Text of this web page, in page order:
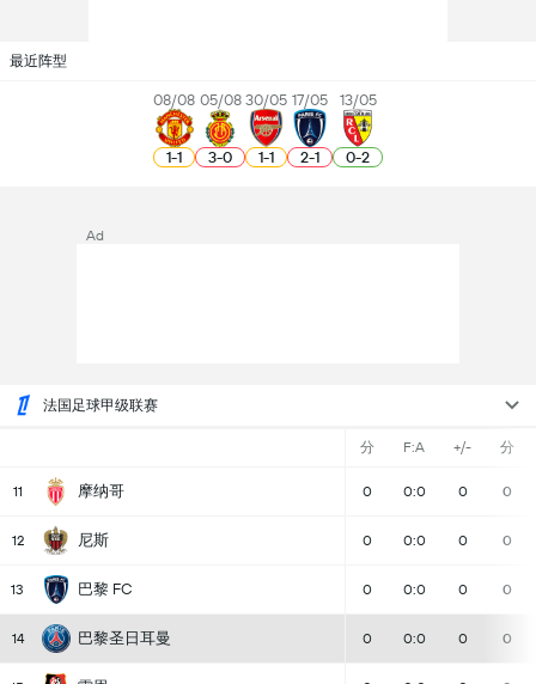
最近阵型
08/08
1-1
05/08
3-0
30/05
1-1
17/05
2-1
13/05
0-2
法国足球甲级联赛
分 F:A +/- 分
11 摩纳哥 0 0:0 0 0
12 尼斯 0 0:0 0 0
13 巴黎 FC 0 0:0 0 0
14 巴黎圣日耳曼 0 0:0 0 0
Ad